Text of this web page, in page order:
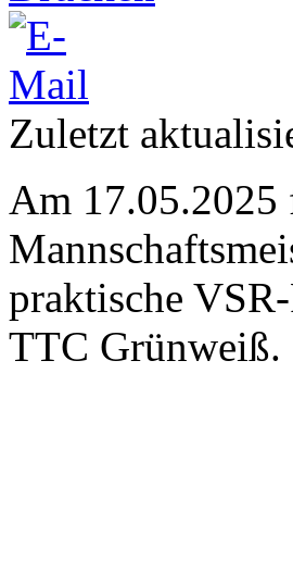
Zuletzt
Am 17.05.2025
praktische
TTC Grünweiß.